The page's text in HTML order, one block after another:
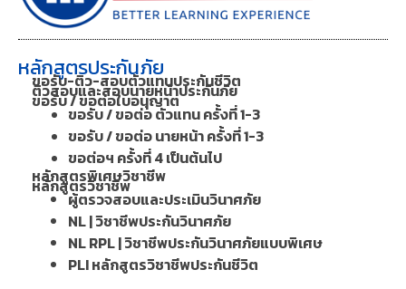
หลักสูตรประกันภัย
ขอรับ-ติว-สอบตัวแทนประกันชีวิต
ติวสอบและสอบนายหน้าประกันภัย
ขอรับ / ขอต่อใบอนุญาต
ขอรับ / ขอต่อ ตัวแทน ครั้งที่ 1-3
ขอรับ / ขอต่อ นายหน้า ครั้งที่ 1-3
ขอต่อฯ ครั้งที่ 4 เป็นต้นไป
หลักสูตรพิเศษวิชาชีพ
หลักสูตรวิชาชีพ
ผู้ตรวจสอบและประเมินวินาศภัย
NL | วิชาชีพประกันวินาศภัย
NL RPL | วิชาชีพประกันวินาศภัยแบบพิเศษ
PLI หลักสูตรวิชาชีพประกันชีวิต